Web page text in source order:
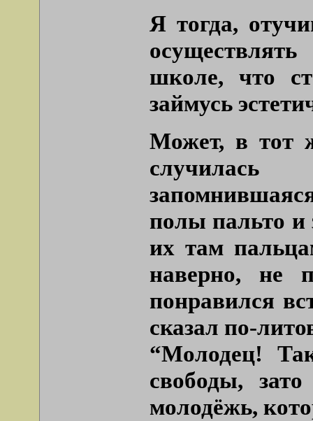
Я тогда,
школе, что
займусь
Может, в тот
полы пальто и
их там
наверно, не
понравился
сказал по-
“Молодец!
свободы,
молодёжь,